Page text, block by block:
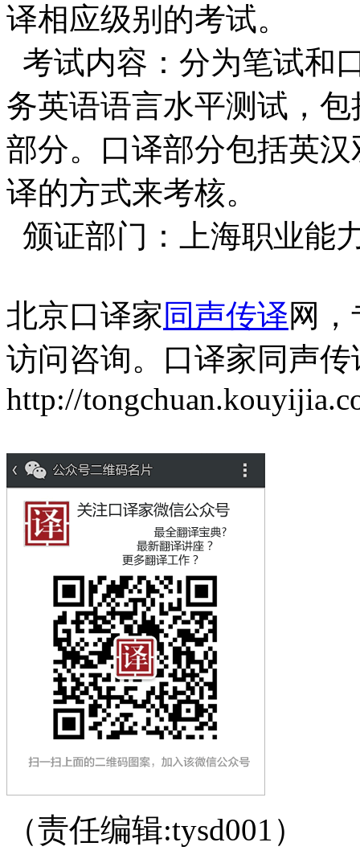
译相应级别的考试。
考试内容：分为笔试和
务英语语言水平测试，
部分。口译部分包括英
译的方式来考核。
颁证部门：上海职业能
北京口译家 同声传译网
访问咨询。口译家同声
http://
（责任编辑:tysd001）